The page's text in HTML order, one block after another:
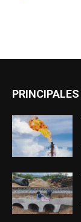
PRINCIPALES